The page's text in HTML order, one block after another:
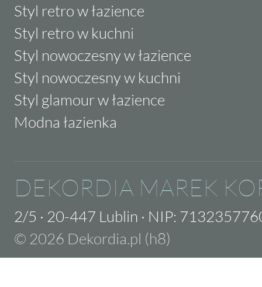
Styl retro w łazience
Styl retro w kuchni
Styl nowoczesny w łazience
Styl nowoczesny w kuchni
Styl glamour w łazience
Modna łazienka
DEKORDIA MAREK
2/5 · 20-447 Lublin · NIP:
© 2026 Dekordia.pl (h8)